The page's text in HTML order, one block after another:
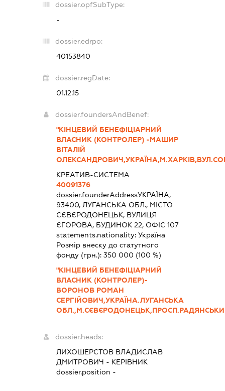
dossier.opfSubType:
-
dossier.edrpo:
40153840
dossier.regDate:
01.12.15
dossier.foundersAndBenef:
"КІНЦЕВИЙ БЕНЕФІЦІАРНИЙ
ВЛАСНИК (КОНТРОЛЕР) -МАШИР
ВІТАЛІЙ
КРЕАТИВ-СИСТЕМА
40091376
dossier.founderAddressУКРАЇНА,
93400, ЛУГАНСЬКА ОБЛ., МІСТО
СЄВЄРОДОНЕЦЬК, ВУЛИЦЯ
ЄГОРОВА, БУДИНОК 22, ОФІС 107
statements.nationality:Україна
Розмір внеску до статутного
фонду (грн.):350 000 (100 %)
"КІНЦЕВИЙ БЕНЕФІЦІАРНИЙ
ВЛАСНИК (КОНТРОЛЕР)-
ВОРОНОВ РОМАН
СЕРГІЙОВИЧ,УКРАЇНА.ЛУГАНСЬКА
dossier.heads:
ЛИХОШЕРСТОВ ВЛАДИСЛАВ
ДМИТРОВИЧ - КЕРІВНИК
dossier.position -